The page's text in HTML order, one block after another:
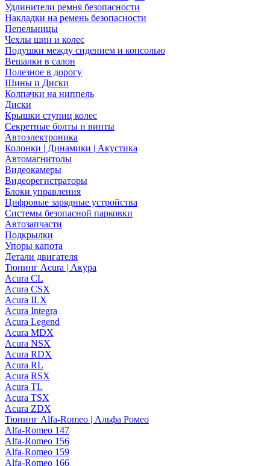
Удлинители ремня безопасности
Накладки на ремень безопасности
Пепельницы
Чехлы шин и колес
Подушки между сидением и консолью
Вешалки в салон
Полезное в дорогу
Шины и Диски
Колпачки на ниппель
Диски
Крышки ступиц колес
Секретные болты и винты
Автоэлектроника
Колонки | Динамики | Акустика
Автомагнитолы
Видеокамеры
Видеорегистраторы
Блоки управления
Цифровые зарядные устройства
Системы безопасной парковки
Автозапчасти
Подкрылки
Упоры капота
Детали двигателя
Тюнинг Acura | Акура
Acura CL
Acura CSX
Acura ILX
Acura Integra
Acura Legend
Acura MDX
Acura NSX
Acura RDX
Acura RL
Acura RSX
Acura TL
Acura TSX
Acura ZDX
Тюнинг Alfa-Romeo | Альфа Ромео
Alfa-Romeo 147
Alfa-Romeo 156
Alfa-Romeo 159
Alfa-Romeo 166